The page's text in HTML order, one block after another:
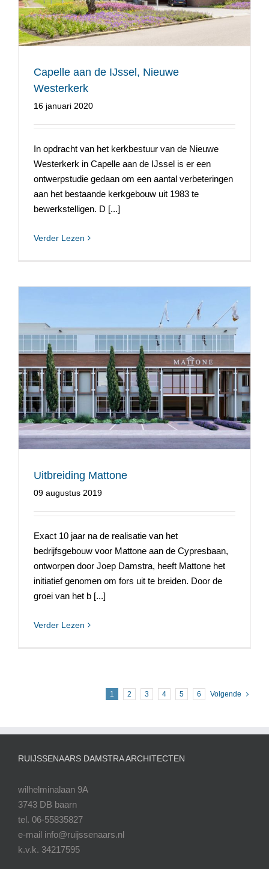
Capelle aan de IJssel, Nieuwe
Westerkerk
16 januari 2020
In opdracht van het kerkbestuur van de Nieuwe
Westerkerk in Capelle aan de IJssel is er een
ontwerpstudie gedaan om een aantal verbeteringen
aan het bestaande kerkgebouw uit 1983 te
bewerkstelligen. D [...]
Verder Lezen
Uitbreiding Mattone
Uitbreiding Mattone
09 augustus 2019
Exact 10 jaar na de realisatie van het
bedrijfsgebouw voor Mattone aan de Cypresbaan,
ontworpen door Joep Damstra, heeft Mattone het
initiatief genomen om fors uit te breiden. Door de
groei van het b [...]
Verder Lezen
1 2 3 4 5 6 Volgende
RUIJSSENAARS DAMSTRA ARCHITECTEN
wilhelminalaan 9A
3743 DB baarn
tel. 06-55835827
e-mail info@ruijssenaars.nl
k.v.k. 34217595